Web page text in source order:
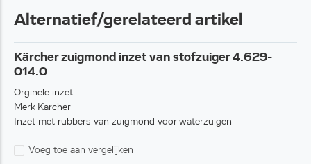
Alternatief/gerelateerd artikel
Kärcher zuigmond inzet van stofzuiger 4.629-
014.0
Orginele inzet
Merk Kärcher
Inzet met rubbers van zuigmond voor waterzuigen
Voeg toe aan vergelijken